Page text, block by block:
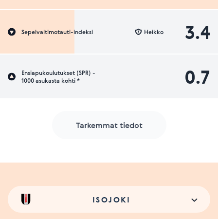
Sepelvaltimotauti-indeksi 3.4
Heikko
Ensiapukoulutukset (SPR) -
1000 asukasta kohti *
0.7
Tarkemmat tiedot
ISOJOKI